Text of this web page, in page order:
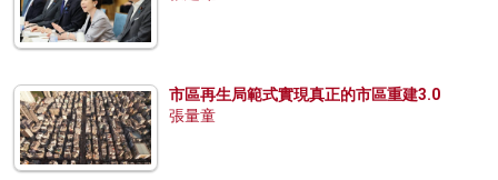
市區再生局範式實現真正的市區重建3.0
張量童